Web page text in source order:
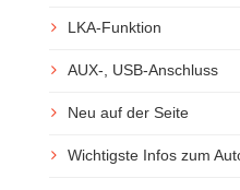
LKA-Funktion
AUX-, USB-Anschluss
Neu auf der Seite
Wichtigste Infos zum